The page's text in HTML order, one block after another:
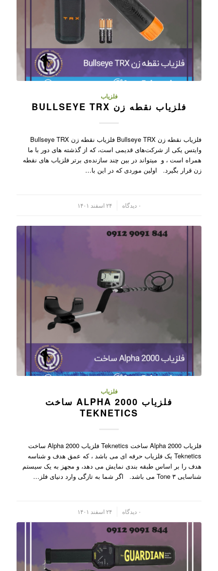
فلزیاب
فلزیاب نقطه زن BULLSEYE TRX
فلزیاب نقطه زن Bullseye TRX فلزیاب نقطه زن Bullseye TRX
وایتس یکی از شرکت‌های قدیمی است، که از گذشته های دور با ما
همراه است ، و میتواند در بین چند سازنده‌ی برتر فلزیاب های نقطه
زن قرار بگیرد. اولین موردی که در این با…
۰ دیدگاه ۲۴ اسفند ۱۴۰۱
فلزیاب
فلزیاب ALPHA 2000 ساخت
TEKNETICS
فلزیاب Alpha 2000 ساخت Teknetics فلزیاب Alpha 2000 ساخت
Teknetics یک فلزیاب حرفه ای می باشد ، که عمق هدف و شناسه
هدف را بر اساس طبقه بندی نمایش می دهد، و مجهز به یک سیستم
شناسایی ۳ Tone می باشد. اگر شما به تازگی وارد دنیای فلز…
۰ دیدگاه ۲۴ اسفند ۱۴۰۱